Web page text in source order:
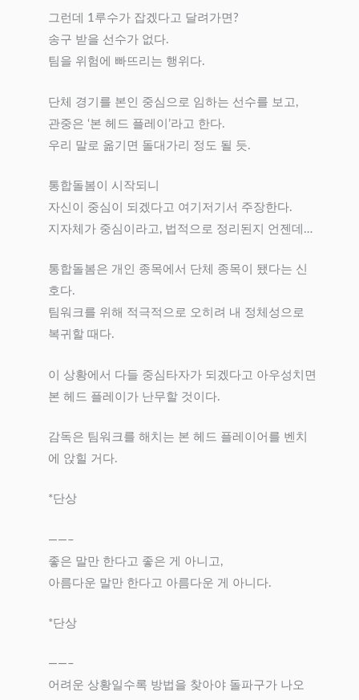
그런데 1루수가 잡겠다고 달려가면?
송구 받을 선수가 없다.
팀을 위험에 빠뜨리는 행위다.
단체 경기를 본인 중심으로 임하는 선수를 보고,
관중은 ‘본 헤드 플레이’라고 한다.
우리 말로 옮기면 돌대가리 정도 될 듯.
통합돌봄이 시작되니
자신이 중심이 되겠다고 여기저기서 주장한다.
지자체가 중심이라고, 법적으로 정리된지 언젠데…
통합돌봄은 개인 종목에서 단체 종목이 됐다는 신
호다.
팀워크를 위해 적극적으로 오히려 내 정체성으로
복귀할 때다.
이 상황에서 다들 중심타자가 되겠다고 아우성치면
본 헤드 플레이가 난무할 것이다.
감독은 팀워크를 해치는 본 헤드 플레이어를 벤치
에 앉힐 거다.
*단상
——–
좋은 말만 한다고 좋은 게 아니고,
아름다운 말만 한다고 아름다운 게 아니다.
*단상
——–
어려운 상황일수록 방법을 찾아야 돌파구가 나오